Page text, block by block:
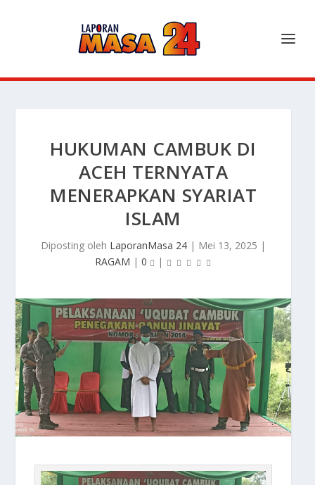
HUKUMAN CAMBUK DI
ACEH TERNYATA
MENERAPKAN SYARIAT
ISLAM
Diposting oleh LaporanMasa 24 | Mei 13, 2025 |
RAGAM | 0 |